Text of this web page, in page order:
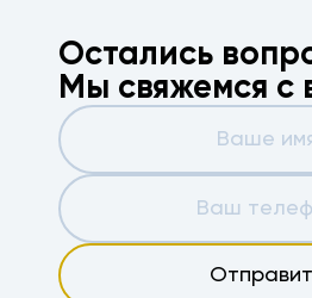
Остались
Мы свяжемся с